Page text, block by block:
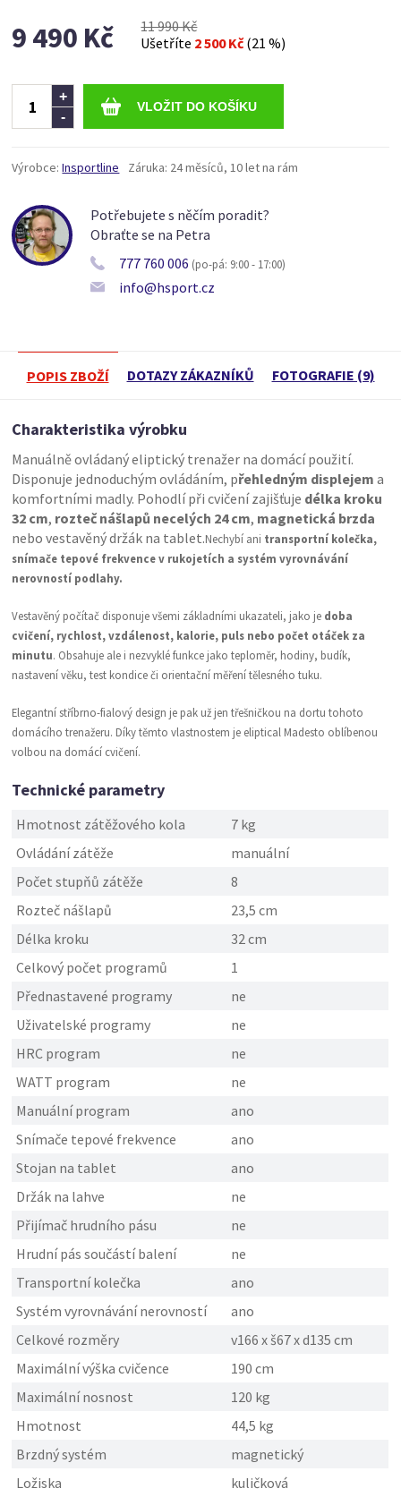
9 490 Kč
11 990 Kč
Ušetříte 2 500 Kč(21 %)
-
+
Výrobce: Insportline Záruka: 24 měsíců, 10 let na rám
Potřebujete s něčím poradit?
Obraťte se na Petra
777 760 006 (po-pá: 9:00 - 17:00)
info@hsport.cz
POPIS ZBOŽÍ DOTAZY ZÁKAZNÍKŮ FOTOGRAFIE (9)
Charakteristika výrobku
Manuálně ovládaný eliptický trenažer na domácí použití.
Disponuje jednoduchým ovládáním, přehledným displejem a
komfortními madly. Pohodlí při cvičení zajišťuje délka kroku
32 cm, rozteč nášlapů necelých 24 cm, magnetická brzda
nebo vestavěný držák na tablet.Nechybí ani transportní kolečka,
snímače tepové frekvence v rukojetích a systém vyrovnávání
nerovností podlahy.
Vestavěný počítač disponuje všemi základními ukazateli, jako je doba
cvičení, rychlost, vzdálenost, kalorie, puls nebo počet otáček za
minutu. Obsahuje ale i nezvyklé funkce jako teploměr, hodiny, budík,
nastavení věku, test kondice či orientační měření tělesného tuku.
Elegantní stříbrno-fialový design je pak už jen třešničkou na dortu tohoto
domácího trenažeru. Díky těmto vlastnostem je eliptical Madesto oblíbenou
volbou na domácí cvičení.
Technické parametry
Hmotnost zátěžového kola
7 kg
Ovládání zátěže
manuální
Počet stupňů zátěže
8
Rozteč nášlapů
23,5 cm
Délka kroku
32 cm
Celkový počet programů
1
Přednastavené programy
ne
Uživatelské programy
ne
HRC program
ne
WATT program
ne
Manuální program
ano
Snímače tepové frekvence
ano
Stojan na tablet
ano
Držák na lahve
ne
Přijímač hrudního pásu
ne
Hrudní pás součástí balení
ne
Transportní kolečka
ano
Systém vyrovnávání nerovností
ano
Celkové rozměry
v166 x š67 x d135 cm
Maximální výška cvičence
190 cm
Maximální nosnost
120 kg
Hmotnost
44,5 kg
Brzdný systém
magnetický
Ložiska
kuličková